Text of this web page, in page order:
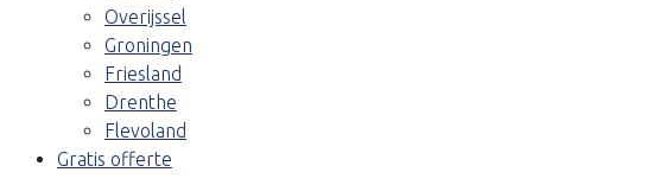
Overijssel
Groningen
Friesland
Drenthe
Flevoland
Gratis offerte